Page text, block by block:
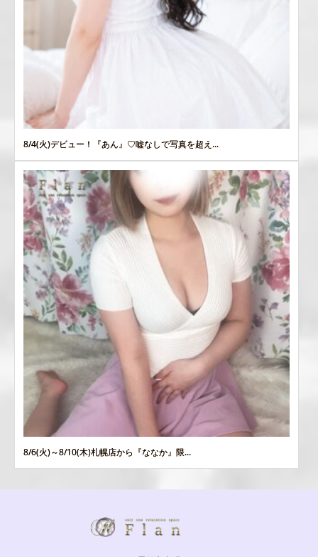
8/4(火)デビュー！『あん』♡嘘なしで写真を超え...
8/6(火)～8/10(木)札幌店から『ななか』限...